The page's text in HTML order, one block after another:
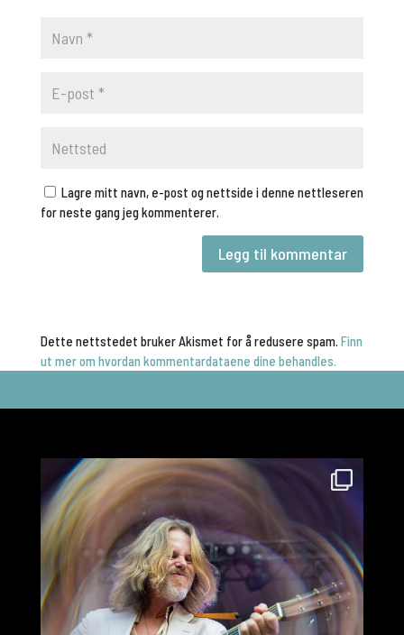
Lagre mitt navn, e-post og nettside i denne nettleseren
for neste gang jeg kommenterer.
Dette nettstedet bruker Akismet for å redusere spam. Finn
ut mer om hvordan kommentardataene dine behandles.